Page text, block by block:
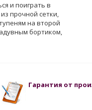
и поиграть в
прочной сетки,
на второй
бортиком,
Гарантия от